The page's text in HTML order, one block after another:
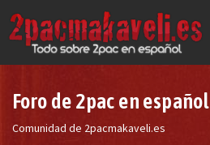
Foro de 2pac en español
Comunidad de 2pacmakaveli.es